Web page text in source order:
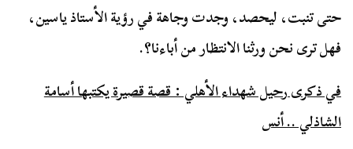
حتى تنبت، ليحصد، وجدت وجاهة في رؤية الأستاذ ياسين،
فهل ترى نحن ورثنا الانتظار من أباءنا؟.
في ذكرى رحيل شهداء الأهلي : قصة قصيرة يكتبها أسامة
الشاذلي .. أنس